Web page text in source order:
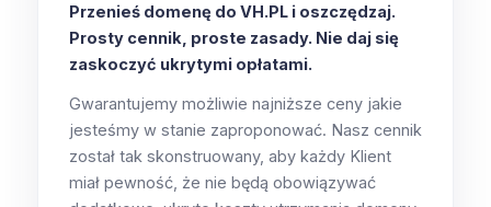
Przenieś domenę do VH.PL i oszczędzaj.
Prosty cennik, proste zasady. Nie daj się
zaskoczyć ukrytymi opłatami.
Gwarantujemy możliwie najniższe ceny jakie
jesteśmy w stanie zaproponować. Nasz cennik
został tak skonstruowany, aby każdy Klient
miał pewność, że nie będą obowiązywać